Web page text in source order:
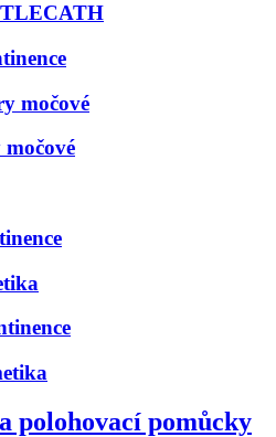
močové
polohovací pomůcky